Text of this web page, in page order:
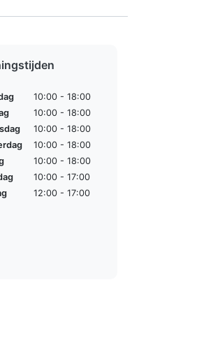
10:00 - 18:00
10:00 - 18:00
10:00 - 18:00
10:00 - 18:00
10:00 - 18:00
10:00 - 17:00
12:00 - 17:00